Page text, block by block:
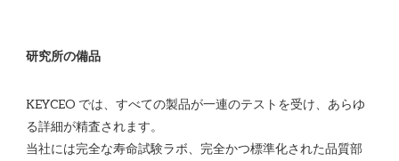
KEYCEO では、すべての製品が一連のテストを受け、あらゆ
る詳細が精査されます。
当社には完全な寿命試験ラボ、完全かつ標準化された品質部